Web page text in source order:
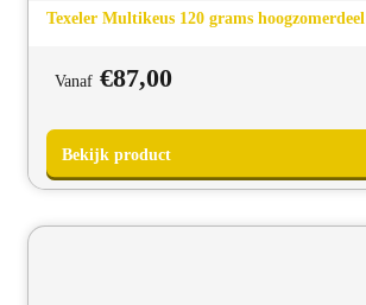
Texeler Multikeus 120 grams hoogzomerdeel
Vanaf €87,00